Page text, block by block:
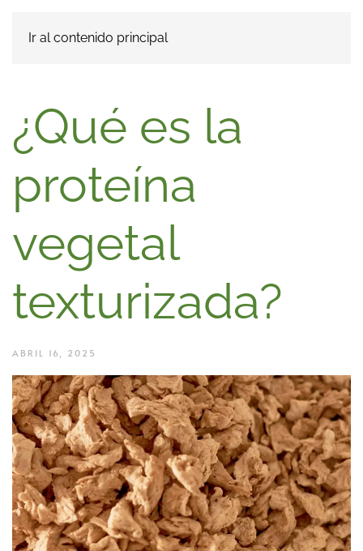
Ir al contenido principal
¿Qué es la
proteína
vegetal
texturizada?
ABRIL 16, 2025